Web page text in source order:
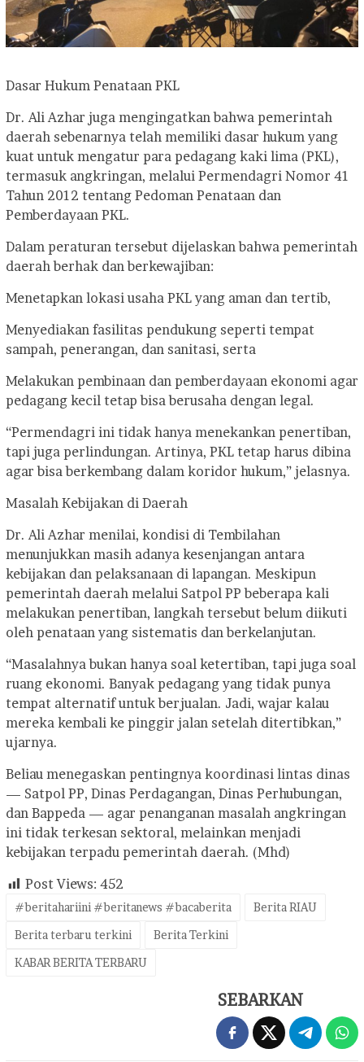
Dasar Hukum Penataan PKL
Dr. Ali Azhar juga mengingatkan bahwa pemerintah
daerah sebenarnya telah memiliki dasar hukum yang
kuat untuk mengatur para pedagang kaki lima (PKL),
termasuk angkringan, melalui Permendagri Nomor 41
Tahun 2012 tentang Pedoman Penataan dan
Pemberdayaan PKL.
Dalam peraturan tersebut dijelaskan bahwa pemerintah
daerah berhak dan berkewajiban:
Menetapkan lokasi usaha PKL yang aman dan tertib,
Menyediakan fasilitas pendukung seperti tempat
sampah, penerangan, dan sanitasi, serta
Melakukan pembinaan dan pemberdayaan ekonomi agar
pedagang kecil tetap bisa berusaha dengan legal.
“Permendagri ini tidak hanya menekankan penertiban,
tapi juga perlindungan. Artinya, PKL tetap harus dibina
agar bisa berkembang dalam koridor hukum,” jelasnya.
Masalah Kebijakan di Daerah
Dr. Ali Azhar menilai, kondisi di Tembilahan
menunjukkan masih adanya kesenjangan antara
kebijakan dan pelaksanaan di lapangan. Meskipun
pemerintah daerah melalui Satpol PP beberapa kali
melakukan penertiban, langkah tersebut belum diikuti
oleh penataan yang sistematis dan berkelanjutan.
“Masalahnya bukan hanya soal ketertiban, tapi juga soal
ruang ekonomi. Banyak pedagang yang tidak punya
tempat alternatif untuk berjualan. Jadi, wajar kalau
mereka kembali ke pinggir jalan setelah ditertibkan,”
ujarnya.
Beliau menegaskan pentingnya koordinasi lintas dinas
— Satpol PP, Dinas Perdagangan, Dinas Perhubungan,
dan Bappeda — agar penanganan masalah angkringan
ini tidak terkesan sektoral, melainkan menjadi
kebijakan terpadu pemerintah daerah. (Mhd)
Post Views: 452
#beritahariini #beritanews #bacaberita
Berita RIAU
Berita terbaru terkini
Berita Terkini
KABAR BERITA TERBARU
SEBARKAN